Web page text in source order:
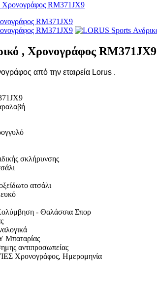
RM371JX9
, Χρονογράφος RM371JX9
από την εταιρεία Lorus .
σκλήρυνσης
ατσάλι
- Θαλάσσια Σπορ
Μπαταρίας
αντιπροσωπείας
Χρονογράφος, Ημερομηνία